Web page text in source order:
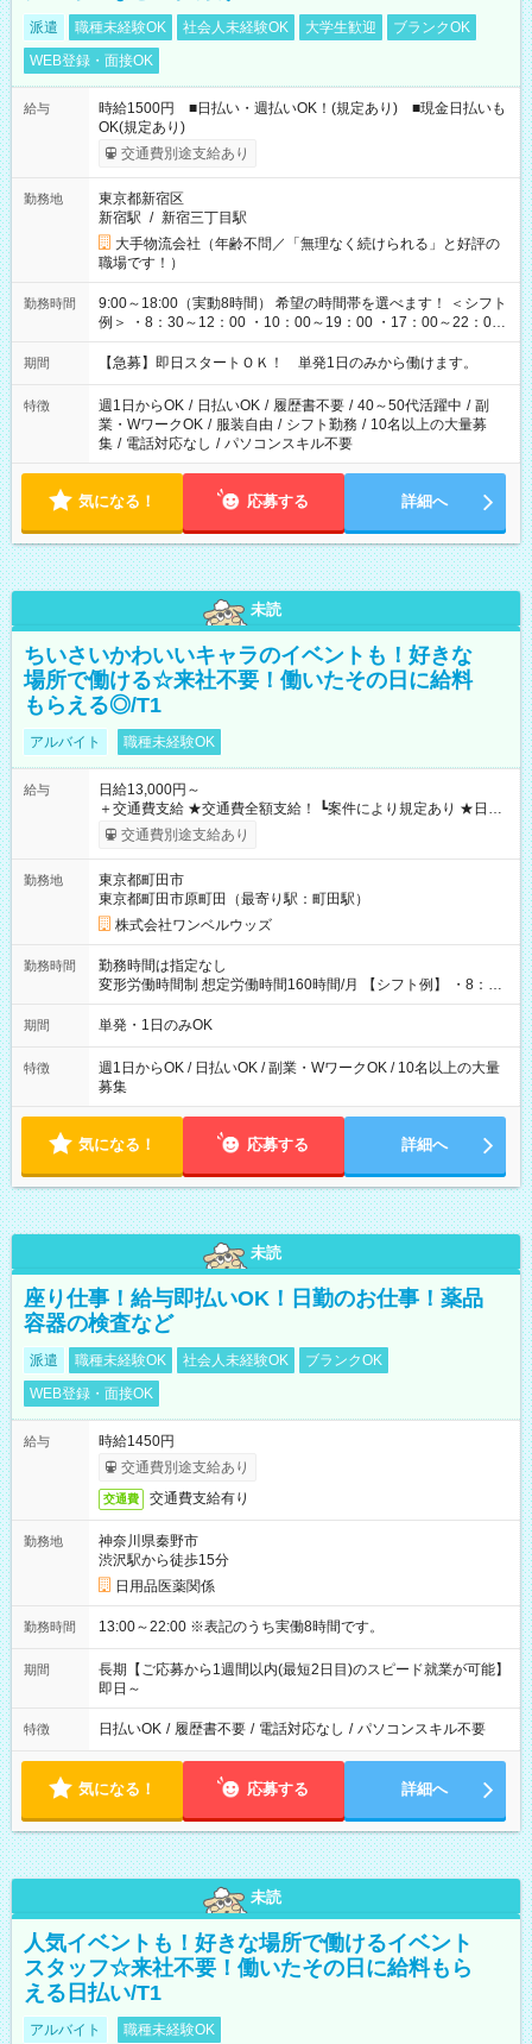
派遣 職種未経験OK 社会人未経験OK 大学生歓迎
ブランクOK
WEB登録・面接OK
給与
時給1500円 ■日払い・週払いOK！(規定あり) ■現金日払いも
OK(規定あり)
交通費別途支給あり
勤務地
東京都新宿区
新宿駅 / 新宿三丁目駅
大手物流会社（年齢不問／「無理なく続けられる」と好評の
職場です！）
勤務時間
9:00～18:00（実動8時間） 希望の時間帯を選べます！ ＜シフト
例＞ ・8：30～12：00 ・10：00～19：00 ・17：00～22：00
・13：00～22：00 ・22：00～翌6：00 など
期間 【急募】即日スタートＯＫ！ 単発1日のみから働けます。
特徴 週1日からOK / 日払いOK / 履歴書不要 / 40～50代活躍中 / 副
業・WワークOK / 服装自由 / シフト勤務 / 10名以上の大量募
集 / 電話対応なし / パソコンスキル不要
気になる！ 応募する 詳細へ
未読
ちいさいかわいいキャラのイベントも！好きな
場所で働ける☆来社不要！働いたその日に給料
もらえる◎/T1
アルバイト 職種未経験OK
給与
日給13,000円～
＋交通費支給 ★交通費全額支給！ ┗案件により規定あり ★日払
いOK！（規定あり） ┗働いたその日に現金GET♪ お仕事後はコ
ンビニATMから 日払い分を引き落とせます！ 【試用期間】試
交通費別途支給あり
勤務地
東京都町田市
東京都町田市原町田（最寄り駅：町田駅）
株式会社ワンベルウッズ
勤務時間
勤務時間は指定なし
変形労働時間制 想定労働時間160時間/月 【シフト例】 ・8：00
～21：00
期間 単発・1日のみOK
特徴
週1日からOK / 日払いOK / 副業・WワークOK / 10名以上の大量
募集
気になる！ 応募する 詳細へ
未読
座り仕事！給与即払いOK！日勤のお仕事！薬品
容器の検査など
派遣 職種未経験OK 社会人未経験OK
ブランクOK
WEB登録・面接OK
給与
時給1450円
交通費別途支給あり
交通費 交通費支給有り
勤務地
神奈川県秦野市
渋沢駅から徒歩15分
日用品医薬関係
勤務時間 13:00～22:00 ※表記のうち実働8時間です。
期間
長期【ご応募から1週間以内(最短2日目)のスピード就業が可能】
即日～
特徴 日払いOK / 履歴書不要 / 電話対応なし / パソコンスキル不要
気になる！ 応募する 詳細へ
未読
人気イベントも！好きな場所で働けるイベント
スタッフ☆来社不要！働いたその日に給料もら
える日払い/T1
アルバイト 職種未経験OK